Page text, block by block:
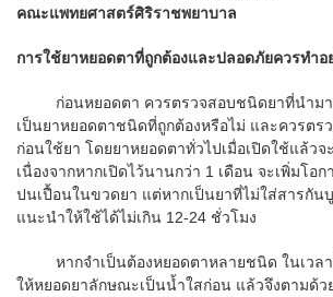
คณะแพทยศาสตร์ศิริราชพยาบาล
การใช้ยาหยอดตาที่ถูกต้องและปลอดภัยควรทำอ
ก่อนหยอดตา ควรตรวจสอบชนิดยาที่นำมา
เป็นยาหยอดตาชนิดที่ถูกต้องหรือไม่ และควรตร
ก่อนใช้ยา โดยยาหยอดตาทั่วไปเมื่อเปิดใช้แล้วจ
เนื่องจากหากเปิดไว้นานกว่า 1 เดือน จะเพิ่มโอก
ปนเปื้อนในขวดยา แต่หากเป็นยาที่ไม่ใส่สารกัน
แนะนำให้ใช้ได้ไม่เกิน 12-24 ชั่วโมง
หากจำเป็นต้องหยอดตาหลายชนิด ในเวลา
ให้หยอดยาลักษณะเป็นน้ำใสก่อน แล้วจึงตามด้ว